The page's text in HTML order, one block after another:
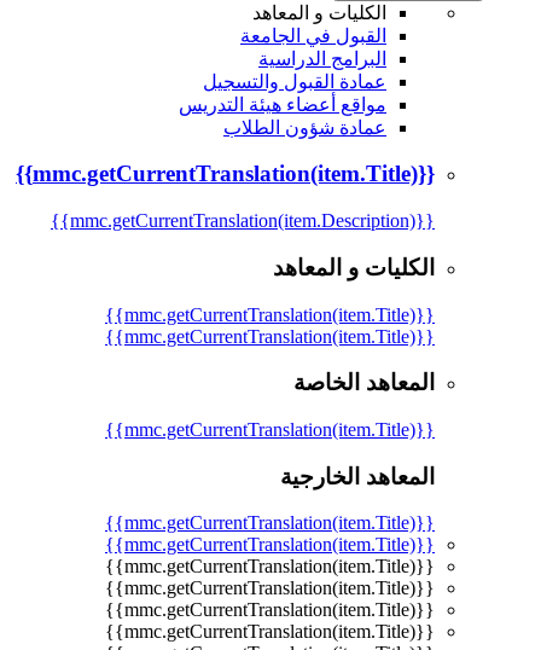
الكليات و المعاهد
القبول في الجامعة
البرامج الدراسية
عمادة القبول والتسجيل
مواقع أعضاء هيئة التدريس
عمادة شؤون الطلاب
{{mmc.getCurrentTranslation(item.Title)}}
{{mmc.getCurrentTranslation(item.Description)}}
الكليات و المعاهد
{{mmc.getCurrentTranslation(item.Title)}}
{{mmc.getCurrentTranslation(item.Title)}}
المعاهد الخاصة
{{mmc.getCurrentTranslation(item.Title)}}
المعاهد الخارجية
{{mmc.getCurrentTranslation(item.Title)}}
{{mmc.getCurrentTranslation(item.Title)}}
{{mmc.getCurrentTranslation(item.Title)}}
{{mmc.getCurrentTranslation(item.Title)}}
{{mmc.getCurrentTranslation(item.Title)}}
{{mmc.getCurrentTranslation(item.Title)}}